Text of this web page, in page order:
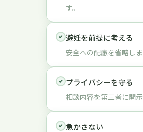
す。
避妊を前提に考える
安全への配慮を省略し
プライバシーを守る
相談内容を第三者に開
急かさない